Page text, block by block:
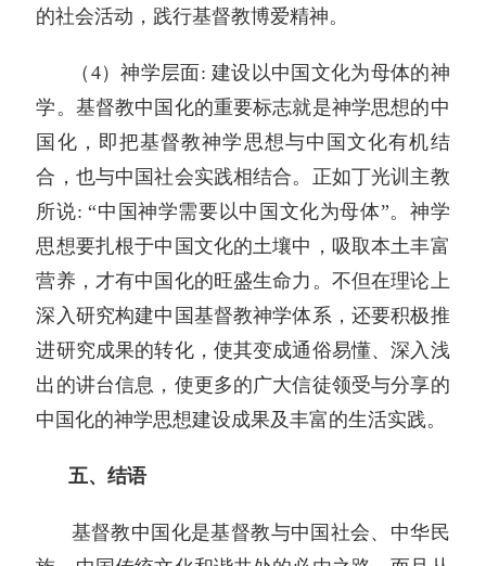
的社会活动，践行基督教博爱精神。
（4）神学层面: 建设以中国文化为母体的神
学。基督教中国化的重要标志就是神学思想的中
国化，即把基督教神学思想与中国文化有机结
合，也与中国社会实践相结合。正如丁光训主教
所说: “中国神学需要以中国文化为母体”。神学
思想要扎根于中国文化的土壤中，吸取本土丰富
营养，才有中国化的旺盛生命力。不但在理论上
深入研究构建中国基督教神学体系，还要积极推
进研究成果的转化，使其变成通俗易懂、深入浅
出的讲台信息，使更多的广大信徒领受与分享的
中国化的神学思想建设成果及丰富的生活实践。
五、结语
基督教中国化是基督教与中国社会、中华民